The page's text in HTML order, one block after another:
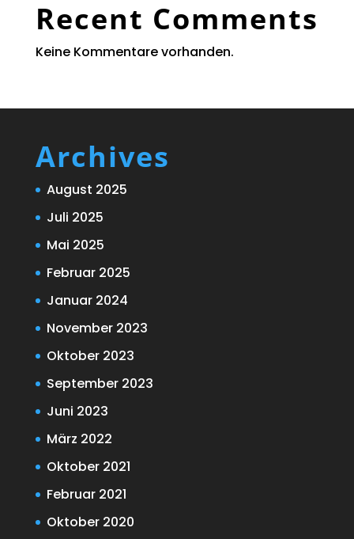
Recent Comments
Keine Kommentare vorhanden.
Archives
August 2025
Juli 2025
Mai 2025
Februar 2025
Januar 2024
November 2023
Oktober 2023
September 2023
Juni 2023
März 2022
Oktober 2021
Februar 2021
Oktober 2020